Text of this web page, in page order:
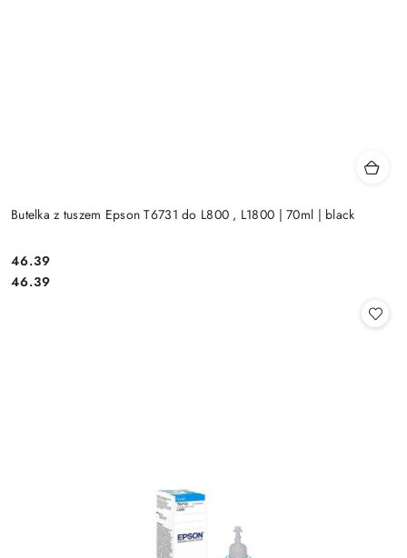
Butelka z tuszem Epson T6731 do L800 , L1800 | 70ml | black
Cena:
46.39
Cena:
46.39